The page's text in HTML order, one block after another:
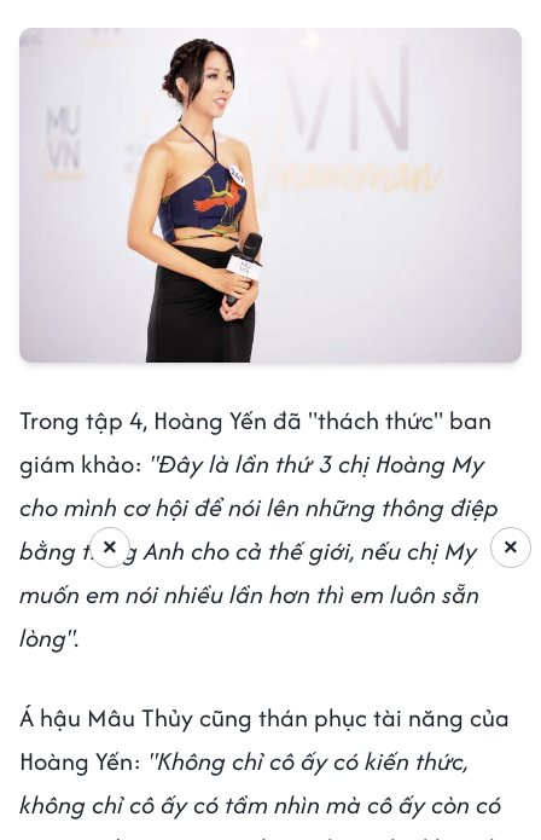
Trong tập 4, Hoàng Yến đã "thách thức" ban
giám khảo: "Đây là lần thứ 3 chị Hoàng My
cho mình cơ hội để nói lên những thông điệp
bằng tiếng Anh cho cả thế giới, nếu chị My
muốn em nói nhiều lần hơn thì em luôn sẵn
lòng".
Á hậu Mâu Thủy cũng thán phục tài năng của
Hoàng Yến: "Không chỉ cô ấy có kiến thức,
không chỉ cô ấy có tầm nhìn mà cô ấy còn có
×
×